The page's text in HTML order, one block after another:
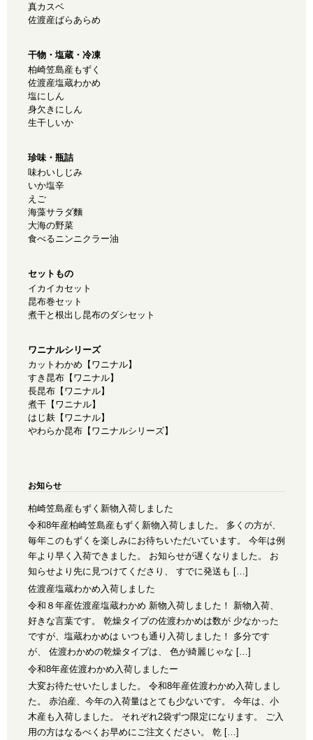
真カスベ
佐渡産ばらあらめ
干物・塩蔵・冷凍
柏崎笠島産もずく
佐渡産塩蔵わかめ
塩にしん
身欠きにしん
生干しいか
珍味・瓶詰
味わいしじみ
いか塩辛
えご
海藻サラダ麵
大海の野菜
食べるニンニクラー油
セットもの
イカイカセット
昆布巻セット
煮干と根出し昆布のダシセット
ワニナルシリーズ
カットわかめ【ワニナル】
すき昆布【ワニナル】
長昆布【ワニナル】
煮干【ワニナル】
はじ麸【ワニナル】
やわらか昆布【ワニナルシリーズ】
お知らせ
柏崎笠島産もずく新物入荷しました
令和8年産柏崎笠島産もずく新物入荷しました。 多くの方が、
毎年このもずくを楽しみにお待ちいただいています。 今年は例
年より早く入荷できました。 お知らせが遅くなりました。 お
知らせより先に見つけてくださり、 すでに発送も […]
佐渡産塩蔵わかめ入荷しました
令和８年産佐渡産塩蔵わかめ 新物入荷しました！ 新物入荷、
好きな言葉です。 乾燥タイプの佐渡わかめは数が 少なかった
ですが、塩蔵わかめは いつも通り入荷しました！ 多分です
が、 佐渡わかめの乾燥タイプは、 色が綺麗じゃな […]
令和8年産佐渡わかめ入荷しましたー
大変お待たせいたしました。 令和8年産佐渡わかめ入荷しまし
た。 赤泊産、今年の入荷量はとても少ないです。 今年は、小
木産も入荷しました。 それぞれ2袋ずつ限定になります。 ご入
用の方はなるべくお早めにご注文ください。 乾 […]